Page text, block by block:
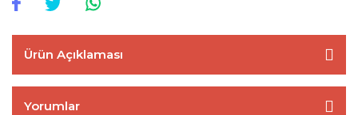
Ürün Açıklaması
Yorumlar